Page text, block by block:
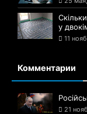
у
11
Комментарии
21